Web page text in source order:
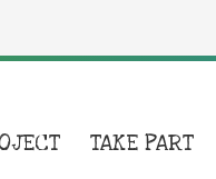
TAKE PART